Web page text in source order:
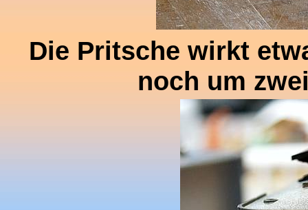
Die Pritsche wirkt
noch um